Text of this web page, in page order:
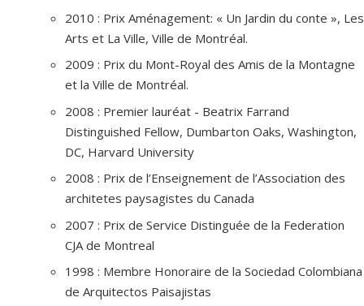
2010 : Prix Aménagement: « Un Jardin du conte », Les
Arts et La Ville, Ville de Montréal.
2009 : Prix du Mont-Royal des Amis de la Montagne
et la Ville de Montréal.
2008 : Premier lauréat - Beatrix Farrand
Distinguished Fellow, Dumbarton Oaks, Washington,
DC, Harvard University
2008 : Prix de l’Enseignement de l’Association des
architetes paysagistes du Canada
2007 : Prix de Service Distinguée de la Federation
CJA de Montreal
1998 : Membre Honoraire de la Sociedad Colombiana
de Arquitectos Paisajistas